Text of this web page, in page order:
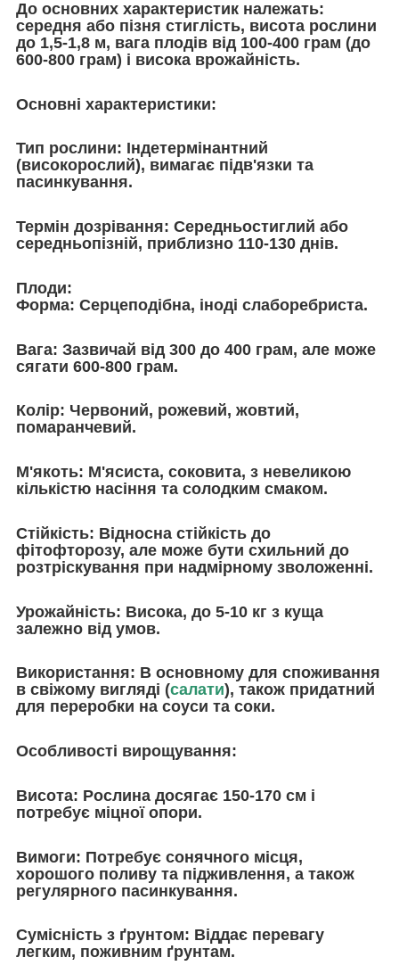
До основних характеристик належать:
середня або пізня стиглість, висота рослини
до 1,5-1,8 м, вага плодів від 100-400 грам (до
600-800 грам) і висока врожайність.
Основні характеристики:
Тип рослини: Індетермінантний
(високорослий), вимагає підв'язки та
пасинкування.
Термін дозрівання: Середньостиглий або
середньопізній, приблизно 110-130 днів.
Плоди:
Форма: Серцеподібна, іноді слаборебриста.
Вага: Зазвичай від 300 до 400 грам, але може
сягати 600-800 грам.
Колір: Червоний, рожевий, жовтий,
помаранчевий.
М'якоть: М'ясиста, соковита, з невеликою
кількістю насіння та солодким смаком.
Стійкість: Відносна стійкість до
фітофторозу, але може бути схильний до
розтріскування при надмірному зволоженні.
Урожайність: Висока, до 5-10 кг з куща
залежно від умов.
Використання: В основному для споживання
в свіжому вигляді (салати), також придатний
для переробки на соуси та соки.
Особливості вирощування:
Висота: Рослина досягає 150-170 см і
потребує міцної опори.
Вимоги: Потребує сонячного місця,
хорошого поливу та підживлення, а також
регулярного пасинкування.
Сумісність з ґрунтом: Віддає перевагу
легким, поживним ґрунтам.